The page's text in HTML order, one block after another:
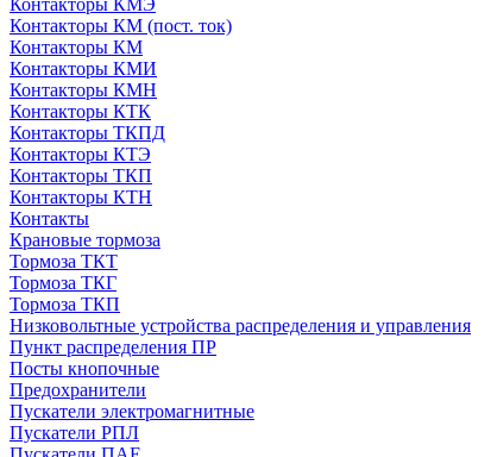
Контакторы КМЭ
Контакторы КМ (пост. ток)
Контакторы КМ
Контакторы КМИ
Контакторы КМН
Контакторы КТК
Контакторы ТКПД
Контакторы КТЭ
Контакторы ТКП
Контакторы КТН
Контакты
Крановые тормоза
Тормоза ТКТ
Тормоза ТКГ
Тормоза ТКП
Низковольтные устройства распределения и управления
Пункт распределения ПР
Посты кнопочные
Предохранители
Пускатели электромагнитные
Пускатели РПЛ